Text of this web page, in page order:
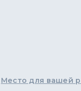
Место для вашей